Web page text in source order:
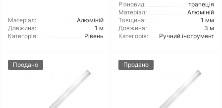
Матеріал:
Алюміній
Довжина:
1 м
Категорія:
Рівень
Різновид:
трапеція
Матеріал:
Алюміній
Товщина:
1 мм
Довжина:
3 м
Категорія:
Ручний інструмент
Продано Продано